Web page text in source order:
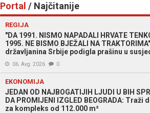
Portal / Najčitanije
REGIJA
"DA 1991. NISMO NAPADALI HRVATE
1995. NE BISMO BJEŽALI NA
državljanina Srbije podigla prašinu u
06. Avg. 2026 0
EKONOMIJA
JEDAN OD NAJBOGATIJIH LJUDI U BIH
DA PROMIJENI IZGLED BEOGRADA: Traži
za kompleks od 112.000 m²